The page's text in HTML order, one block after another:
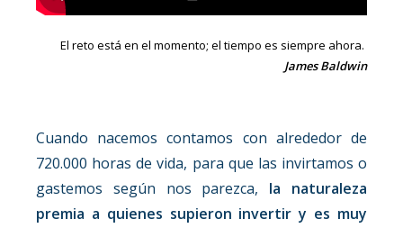
El reto está en el momento; el tiempo es siempre ahora.
James Baldwin
Cuando nacemos contamos con alrededor de
720.000 horas de vida, para que las invirtamos o
gastemos según nos parezca, la naturaleza
premia a quienes supieron invertir y es muy